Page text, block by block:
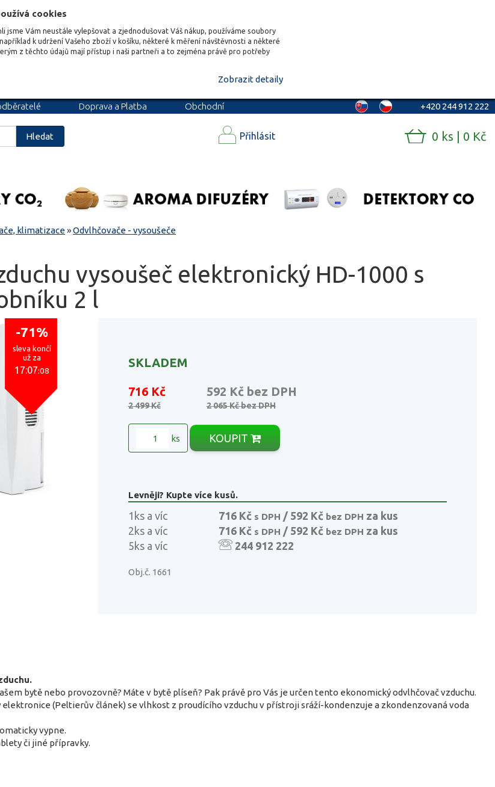
cookies
jsme Vám neustále vylepšovat a zjednodušovat Váš nákup, používáme soubory
k udržení Vašeho zboží v košíku, některé k měření návštěvnosti a některé
z těchto údajů mají přístup i naši partneři a to zejména právě pro potřeby
Zobrazit detaily
Doprava a Platba
Obchodní
+420 244 912 222
Hledat Přihlásit 0 ks | 0 Kč
klimatizace»Odvlhčovače - vysoušeče
vysoušeč elektronický HD-1000 s
2 l
-71%
sleva končí
už za
17:07:07
SKLADEM
716 Kč 592 Kč bez DPH
2 499 Kč 2 065 Kčbez DPH
ks KOUPIT
Levněji? Kupte více kusů.
1ks a víc 716 Kčs DPH / 592 Kč bez DPH za kus
2ks a víc
716 Kčs DPH / 592 Kč bez DPH za kus
5ks a víc
244 912 222
Obj.č. 1661
bytě nebo provozovně? Máte v bytě plíseň? Pak právě pro Vás je určen tento ekonomický odvlhčovač vzduchu.
elektronice (Peltierův článek) se vlhkost z proudícího vzduchu v přístroji sráží-kondenzuje a zkondenzovaná voda
vypne.
či jiné přípravky.